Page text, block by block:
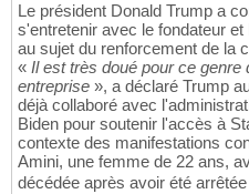
Le président Donald Trump a
s'entretenir avec le fondateur
au sujet du renforcement de la
« Il est très doué pour ce
entreprise », a déclaré Trump
déjà collaboré avec
Biden pour soutenir l'accès à
contexte des manifestations
Amini, une femme de 22 ans,
décédée après avoir été arrêtée